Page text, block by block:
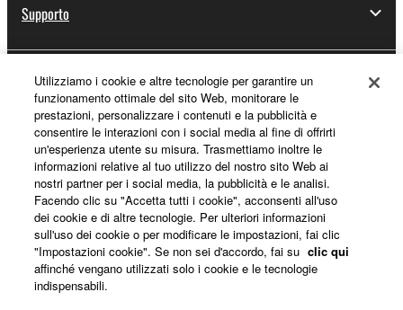
Supporto
Registrazione Yamaha Music ID
Informazioni su Yamaha
Italia - Italian
Affari
Utilizziamo i cookie e altre tecnologie per garantire un
funzionamento ottimale del sito Web, monitorare le
prestazioni, personalizzare i contenuti e la pubblicità e
consentire le interazioni con i social media al fine di offrirti
un'esperienza utente su misura. Trasmettiamo inoltre le
informazioni relative al tuo utilizzo del nostro sito Web ai
nostri partner per i social media, la pubblicità e le analisi.
Facendo clic su "Accetta tutti i cookie", acconsenti all'uso
dei cookie e di altre tecnologie. Per ulteriori informazioni
sull'uso dei cookie o per modificare le impostazioni, fai clic
"Impostazioni cookie". Se non sei d'accordo, fai su clic qui
affinché vengano utilizzati solo i cookie e le tecnologie
indispensabili.